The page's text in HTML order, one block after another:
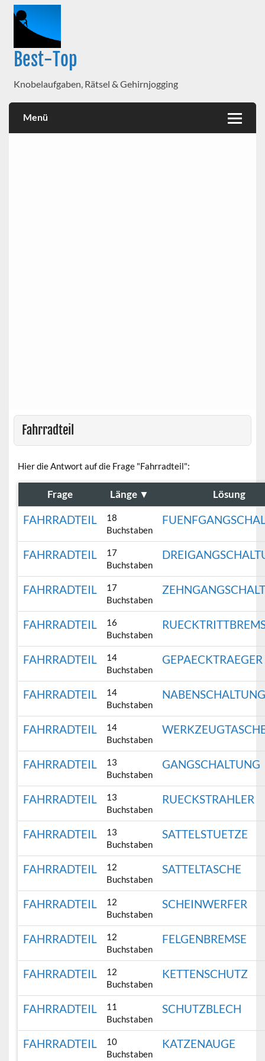
Best-Top
Knobelaufgaben, Rätsel & Gehirnjogging
Menü
Fahrradteil
Hier die Antwort auf die Frage "Fahrradteil":
Frage Länge ▼ Lösung
FAHRRADTEIL
18
Buchstaben
FAHRRADTEIL
17
Buchstaben
FAHRRADTEIL
17
Buchstaben
FAHRRADTEIL
16
Buchstaben
FAHRRADTEIL
14
Buchstaben
GEPAECKTRAEGER
FAHRRADTEIL
14
Buchstaben
FAHRRADTEIL
14
Buchstaben
FAHRRADTEIL
13
Buchstaben
GANGSCHALTUNG
FAHRRADTEIL
13
Buchstaben
RUECKSTRAHLER
FAHRRADTEIL
13
Buchstaben
SATTELSTUETZE
FAHRRADTEIL
12
Buchstaben
SATTELTASCHE
FAHRRADTEIL
12
Buchstaben
SCHEINWERFER
FAHRRADTEIL
12
Buchstaben
FELGENBREMSE
FAHRRADTEIL
12
Buchstaben
KETTENSCHUTZ
FAHRRADTEIL
11
Buchstaben
SCHUTZBLECH
FAHRRADTEIL
10
Buchstaben
KATZENAUGE